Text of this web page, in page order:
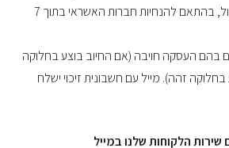
כספי מלא, ללא דמי ביטול, בהתאם להנחיות חברות האשראי בתוך 7
בהם העסקה חויבה (אם החיוב בוצע בחלוקה
בחלוקה זהה). מייל עם חשבונית זיכוי ישלח
הלקוחות שלנו במייל